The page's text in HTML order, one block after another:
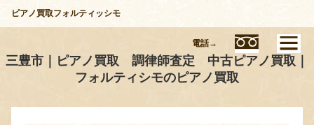
ピアノ買取フォルティッシモ
三豊市｜ピアノ買取 調律師査定 中古ピアノ買取｜
フォルティシモのピアノ買取
電話→